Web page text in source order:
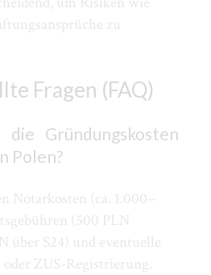
zu
Fragen (FAQ)
Gründungskosten
Polen?
Notarkosten (ca. 1.000–
(500 PLN
über S24) und eventuelle
ZUS-Registrierung.